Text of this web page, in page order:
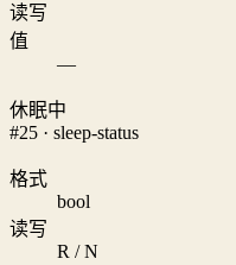
读写
值
—
休眠中
#25 · sleep-status
格式
bool
读写
R / N